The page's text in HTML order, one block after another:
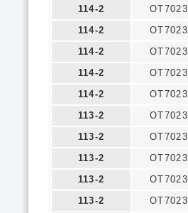
114-2
OT7023
114-2
OT7023
114-2
OT7023
114-2
OT7023
114-2
OT7023
113-2
OT7023
113-2
OT7023
113-2
OT7023
113-2
OT7023
113-2
OT7023